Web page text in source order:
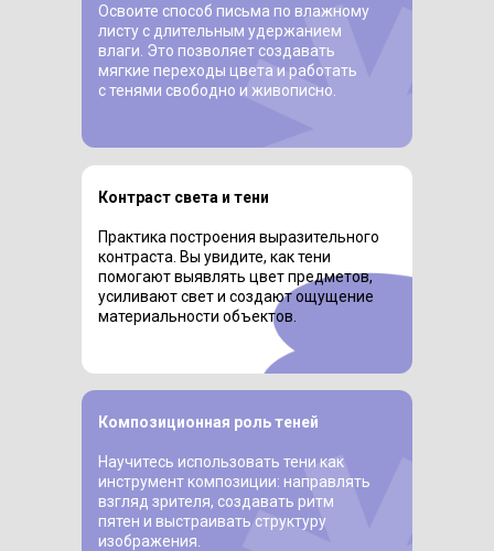
Контраст света и тени
Практика построения выразительного
контраста. Вы увидите, как тени
помогают выявлять цвет предметов,
усиливают свет и создают ощущение
материальности объектов.
Композиционная роль теней
Научитесь использовать тени как
инструмент композиции: направлять
взгляд зрителя, создавать ритм
пятен и выстраивать структуру
изображения.
Освоите способ письма по влажному
листу с длительным удержанием
влаги. Это позволяет создавать
мягкие переходы цвета и работать
с тенями свободно и живописно.